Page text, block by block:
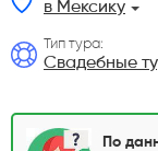
в Мексику
Тип тура:
Свадебные
По